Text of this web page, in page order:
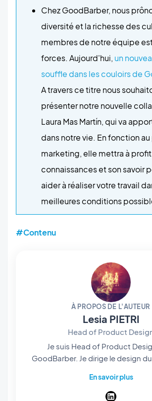
Chez GoodBarber, nous
diversité et la richesse des
membres de notre équipe
forces. Aujourd'hui, un
souffle dans les couloirs de
A travers ce titre nous
présenter notre nouvelle
Laura Mas Martín, qui va
dans notre vie. En fonction
marketing, elle mettra à
connaissances et son savoir
aider à réaliser votre travail
meilleures conditions
#Contenu
À PROPOS DE L'AUTEUR
Lesia PIETRI
Head of Product
Je suis Head of Product
GoodBarber. Je dirige le design du
construites, les layouts qui servent
départ, et le parcours qui mène
En savoir plus